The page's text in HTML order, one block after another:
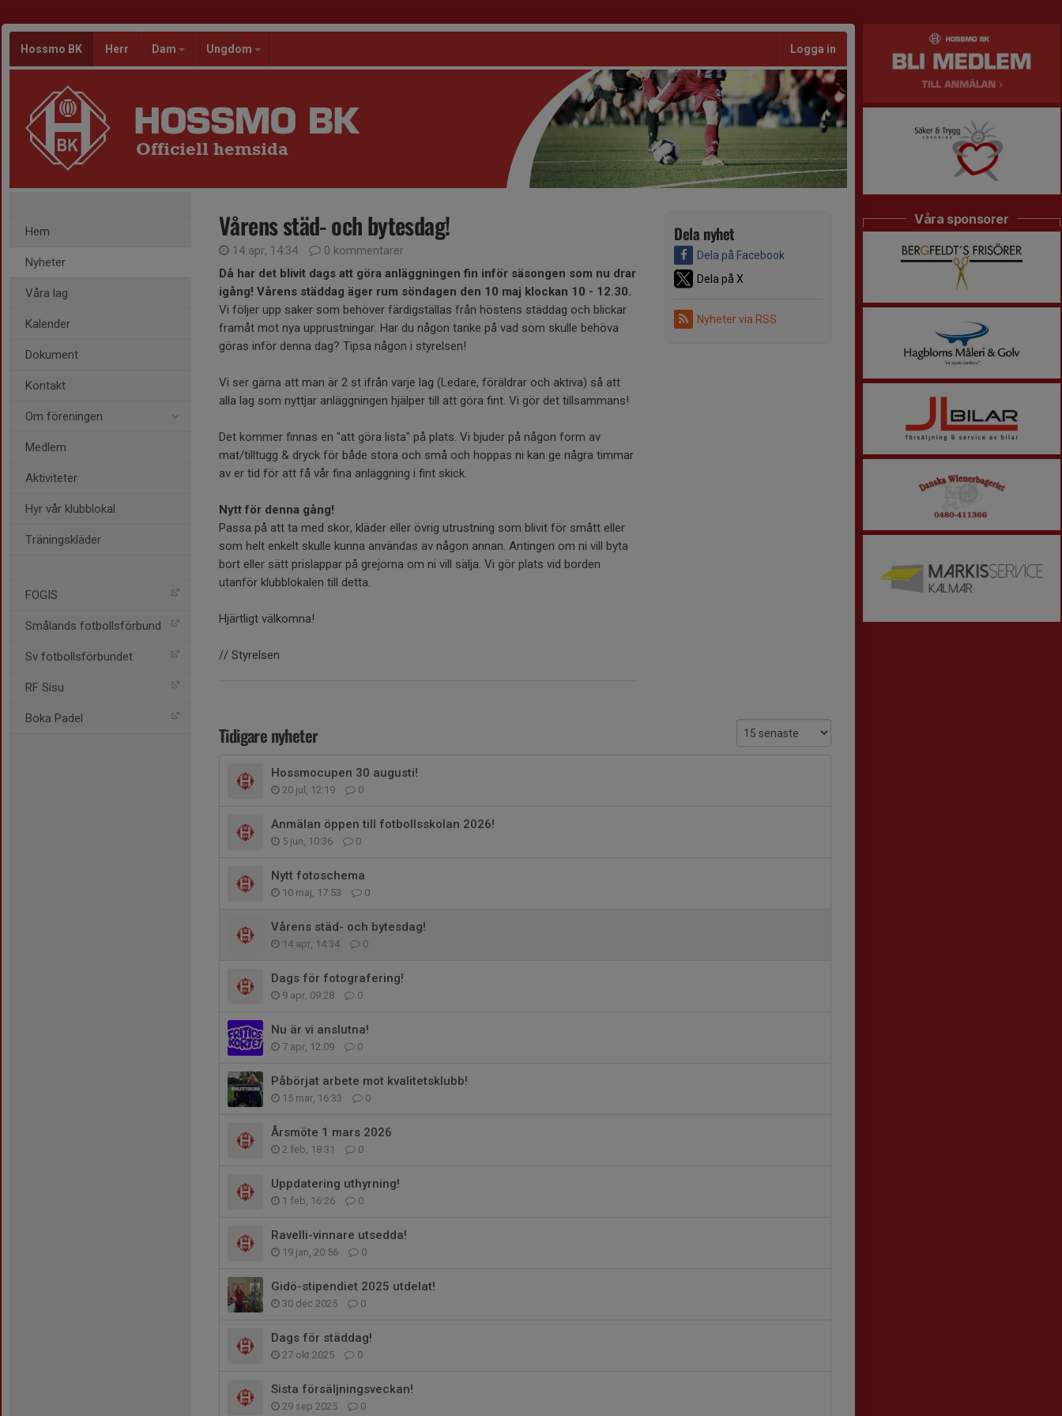
Hossmo BK Herr Dam Ungdom Logga in
Officiell hemsida
Hem
Nyheter
Våra lag
Kalender
Dokument
Kontakt
Om föreningen
Medlem
Aktiviteter
Hyr vår klubblokal
Träningskläder
FOGIS
Smålands fotbollsförbund
Sv fotbollsförbundet
RF Sisu
Boka Padel
Dela nyhet
Dela på Facebook
Dela på X
Nyheter via RSS
Vårens städ- och bytesdag!
14 apr, 14:34
0 kommentarer
Då har det blivit dags att göra anläggningen fin inför säsongen som nu drar
igång! Vårens städdag äger rum söndagen den 10 maj klockan 10 - 12.30.
Vi följer upp saker som behöver färdigställas från höstens städdag och blickar
framåt mot nya upprustningar. Har du någon tanke på vad som skulle behöva
göras inför denna dag? Tipsa någon i styrelsen!
Vi ser gärna att man är 2 st ifrån varje lag (Ledare, föräldrar och aktiva) så att
alla lag som nyttjar anläggningen hjälper till att göra fint. Vi gör det tillsammans!
Det kommer finnas en "att göra lista" på plats. Vi bjuder på någon form av
mat/tilltugg & dryck för både stora och små och hoppas ni kan ge några timmar
av er tid för att få vår fina anläggning i fint skick.
Nytt för denna gång!
Passa på att ta med skor, kläder eller övrig utrustning som blivit för smått eller
som helt enkelt skulle kunna användas av någon annan. Antingen om ni vill byta
bort eller sätt prislappar på grejorna om ni vill sälja. Vi gör plats vid borden
utanför klubblokalen till detta.
Hjärtligt välkomna!
// Styrelsen
Tidigare nyheter
Hossmocupen 30 augusti!
20 jul, 12:19 0
Anmälan öppen till fotbollsskolan 2026!
5 jun, 10:36 0
Nytt fotoschema
10 maj, 17:53 0
Vårens städ- och bytesdag!
14 apr, 14:34 0
Dags för fotografering!
9 apr, 09:28 0
Nu är vi anslutna!
7 apr, 12:09 0
Påbörjat arbete mot kvalitetsklubb!
15 mar, 16:33 0
Årsmöte 1 mars 2026
2 feb, 18:31 0
Uppdatering uthyrning!
1 feb, 16:26 0
Ravelli-vinnare utsedda!
19 jan, 20:56 0
Gidö-stipendiet 2025 utdelat!
30 dec 2025 0
Dags för städdag!
27 okt 2025 0
Sista försäljningsveckan!
29 sep 2025 0
Våra sponsorer